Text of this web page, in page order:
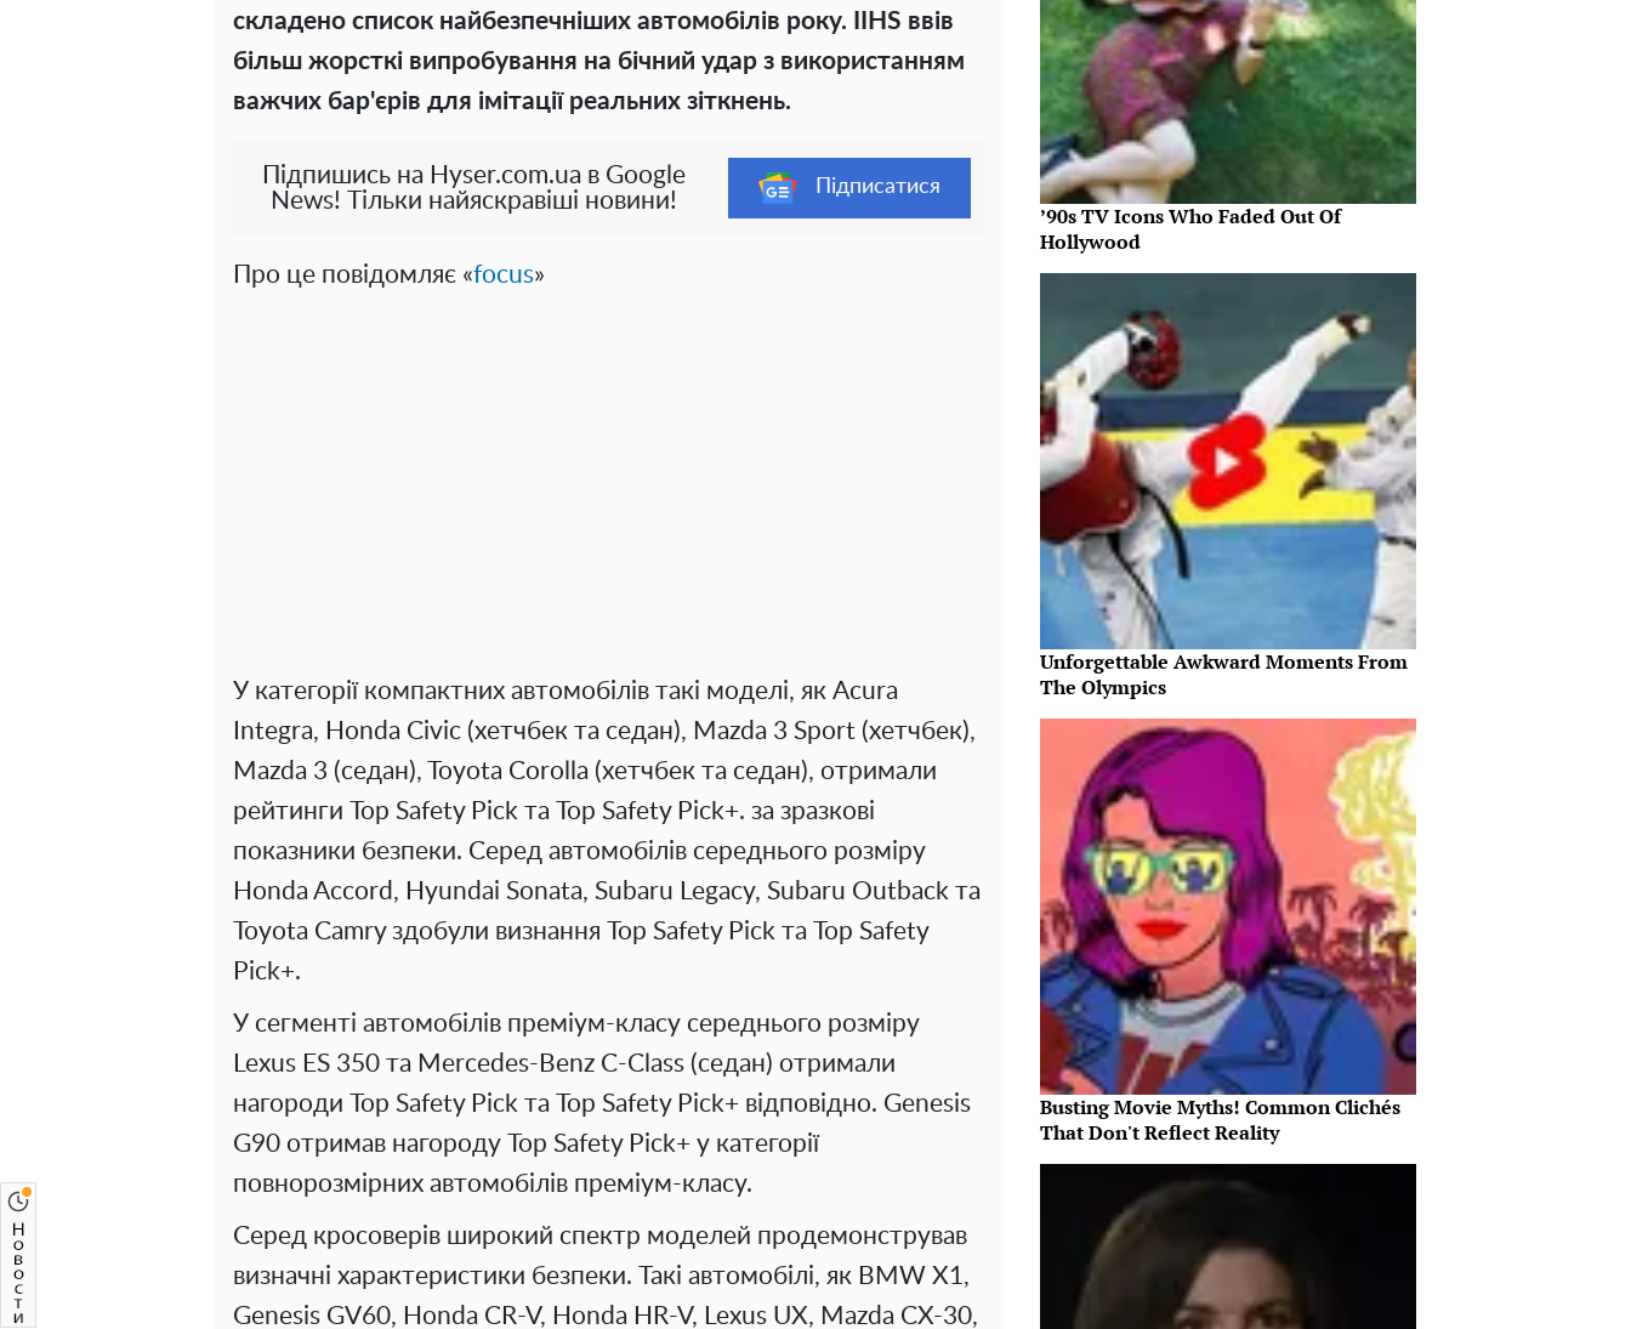
складено список найбезпечніших автомобілів року. IIHS ввів
більш жорсткі випробування на бічний удар з використанням
важчих бар'єрів для імітації реальних зіткнень.
Підпишись на Hyser.com.ua в Google
News! Тільки найяскравіші новини!
Підписатися
Про це повідомляє «focus»
У категорії компактних автомобілів такі моделі, як Acura
Integra, Honda Civic (хетчбек та седан), Mazda 3 Sport (хетчбек),
Mazda 3 (седан), Toyota Corolla (хетчбек та седан), отримали
рейтинги Top Safety Pick та Top Safety Pick+. за зразкові
показники безпеки. Серед автомобілів середнього розміру
Honda Accord, Hyundai Sonata, Subaru Legacy, Subaru Outback та
Toyota Camry здобули визнання Top Safety Pick та Top Safety
Pick+.
У сегменті автомобілів преміум-класу середнього розміру
Lexus ES 350 та Mercedes-Benz C-Class (седан) отримали
нагороди Top Safety Pick та Top Safety Pick+ відповідно. Genesis
G90 отримав нагороду Top Safety Pick+ у категорії
повнорозмірних автомобілів преміум-класу.
Серед кросоверів широкий спектр моделей продемонстрував
визначні характеристики безпеки. Такі автомобілі, як BMW X1,
Genesis GV60, Honda CR-V, Honda HR-V, Lexus UX, Mazda CX-30,
’90s TV Icons Who Faded Out Of
Hollywood
Unforgettable Awkward Moments From
The Olympics
Busting Movie Myths! Common Clichés
That Don't Reflect Reality